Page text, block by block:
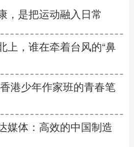
，是把运动融入日常
上，谁在牵着台风的“鼻
港少年作家班的青春笔
媒体：高效的中国制造